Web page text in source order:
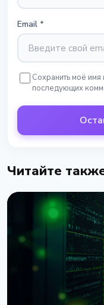
Email *
Сохранить моё
последующих
Читайте